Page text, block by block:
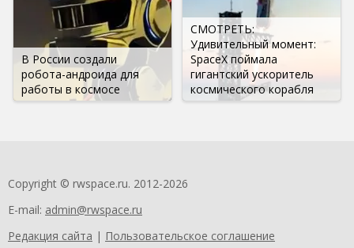
В России создали
робота-андроида для
работы в космосе
СМОТРЕТЬ:
Удивительный момент:
SpaceX поймала
гигантский ускоритель
космического корабля
Copyright © rwspace.ru. 2012-2026
E-mail: admin@rwspace.ru
Редакция сайта | Пользовательское соглашение